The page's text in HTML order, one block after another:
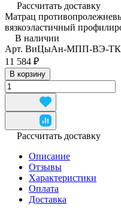
Рассчитать доставку
Матрац
вязкоэластичный
В наличии
Арт. ВиЦыАн-МПП-ВЭ-
11 584 ₽
В корзину
Рассчитать доставку
Описание
Отзывы
Характеристики
Оплата
Доставка